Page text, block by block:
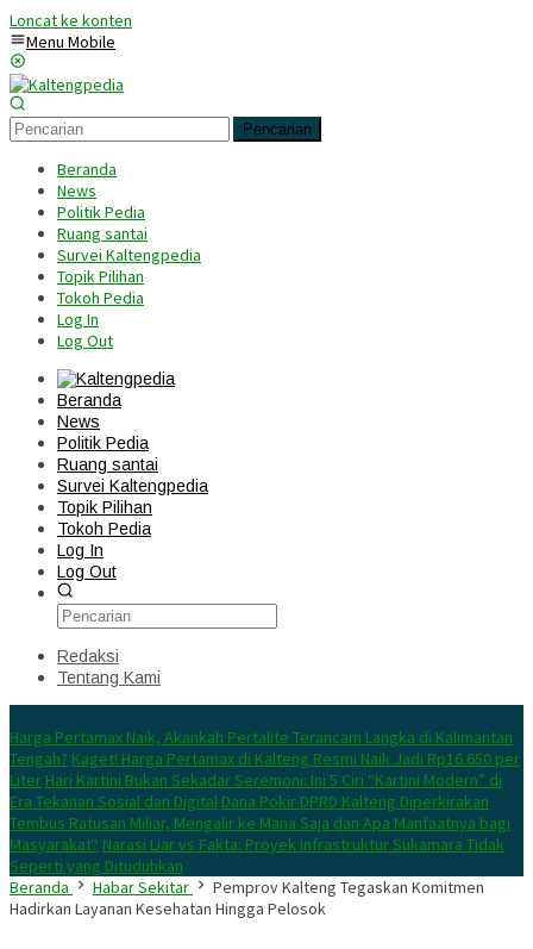
Loncat ke konten
Menu Mobile
Pencarian
Beranda
News
Politik Pedia
Ruang santai
Survei Kaltengpedia
Topik Pilihan
Tokoh Pedia
Log In
Log Out
Beranda
News
Politik Pedia
Ruang santai
Survei Kaltengpedia
Topik Pilihan
Tokoh Pedia
Log In
Log Out
Redaksi
Tentang Kami
Harga Pertamax Naik, Akankah Pertalite Terancam Langka di Kalimantan
Tengah? Kaget! Harga Pertamax di Kalteng Resmi Naik Jadi Rp16.650 per
Liter Hari Kartini Bukan Sekadar Seremoni: Ini 5 Ciri “Kartini Modern” di
Era Tekanan Sosial dan Digital Dana Pokir DPRD Kalteng Diperkirakan
Tembus Ratusan Miliar, Mengalir ke Mana Saja dan Apa Manfaatnya bagi
Masyarakat? Narasi Liar vs Fakta: Proyek Infrastruktur Sukamara Tidak
Seperti yang Dituduhkan
Beranda
Habar Sekitar
Pemprov Kalteng Tegaskan Komitmen
Hadirkan Layanan Kesehatan Hingga Pelosok